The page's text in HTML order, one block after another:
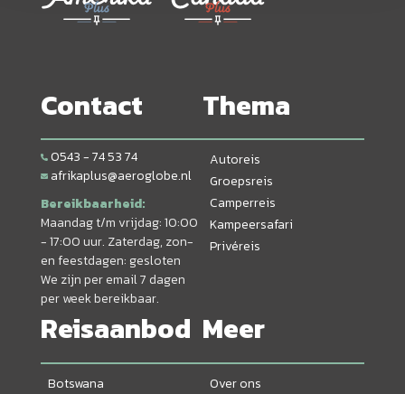
Contact
0543 - 74 53 74
afrikaplus@aeroglobe.nl
Bereikbaarheid:
Maandag t/m vrijdag: 10:00
- 17:00 uur. Zaterdag, zon-
en feestdagen: gesloten
We zijn per email 7 dagen
per week bereikbaar.
Thema
Autoreis
Groepsreis
Camperreis
Kampeersafari
Privéreis
Reisaanbod
Botswana
Meer
Over ons